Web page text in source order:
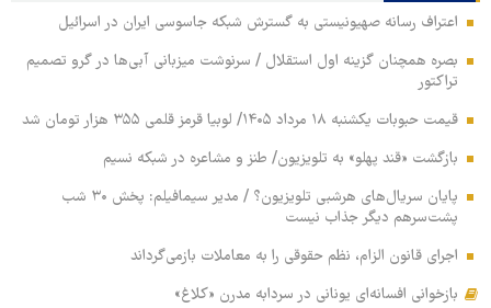
اعتراف رسانه صهیونیستی به گسترش شبکه جاسوسی ایران در اسرائیل
بصره همچنان گزینه اول استقلال / سرنوشت میزبانی آبی‌ها در گرو تصمیم
تراکتور
قیمت حبوبات یکشنبه ۱۸ مرداد ۱۴۰۵/ لوبیا قرمز قلمی ۳۵۵ هزار تومان شد
بازگشت «قند پهلو» به تلویزیون/ طنز و مشاعره در شبکه نسیم
پایان سریال‌های هرشبی تلویزیون؟ / مدیر سیمافیلم: پخش ۳۰ شب
پشت‌سرهم دیگر جذاب نیست
اجرای قانون الزام، نظم حقوقی را به معاملات بازمی‌گرداند
بازخوانی افسانه‌ای یونانی در سردابه مدرن «کلاغ»